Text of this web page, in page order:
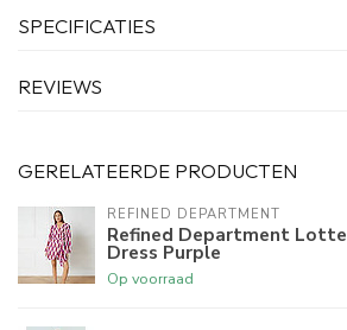
SPECIFICATIES
REVIEWS
GERELATEERDE PRODUCTEN
REFINED DEPARTMENT
Refined Department Lotte
Dress Purple
Op voorraad